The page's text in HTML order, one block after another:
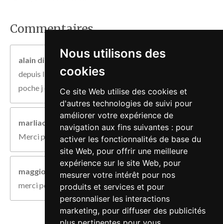
Nous utilisons des
cookies
Ce site Web utilise des cookies et
d'autres technologies de suivi pour
améliorer votre expérience de
navigation aux fins suivantes : pour
activer les fonctionnalités de base du
site Web, pour offrir une meilleure
expérience sur le site Web, pour
mesurer votre intérêt pour nos
produits et services et pour
personnaliser les interactions
marketing, pour diffuser des publicités
Commentaires
alain dionet
il y a 7 mois
depuis l âge de 8 ans j ai toujours eu un couteau dans la
poche j en ai 67 etc est toujours pareil
marliac
il y a 7 mois
Merci pour ces infos !...
maggiotti aimé
il y a 7 mois
merci pour ces informations